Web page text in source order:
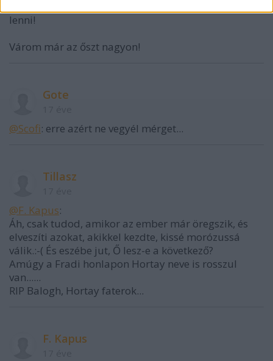
lenni!
Várom már az őszt nagyon!
Gote
@Scofi: erre azért ne vegyél mérget...
Tillasz
@F. Kapus:
Áh, csak tudod, amikor az ember már öregszik, és
elveszíti azokat, akikkel kezdte, kissé morózussá
válik.:-( És eszébe jut, Ő lesz-e a következő?
Amúgy a Fradi honlapon Hortay neve is rosszul
van......
RIP Balogh, Hortay faterok...
F. Kapus